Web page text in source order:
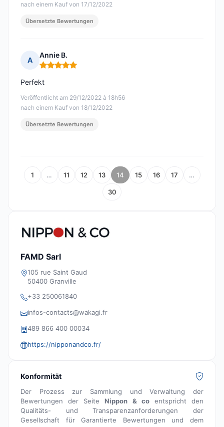
nach einem Kauf von 17/12/2022
Übersetzte Bewertungen
A
Annie B.
Hinweis: 5 von 5
Veröffentlicht am 29/12/2022 à 18h56
nach einem Kauf von 18/12/2022
Perfekt
Übersetzte Bewertungen
1 … 11 12 13 14 15 16 17 …
30
FAMD Sarl
105 rue Saint Gaud
50400 Granville
+33 250061840
infos-contacts@wakagi.fr
489 866 400 00034
https://nipponandco.fr/
Konformität
Der Prozess zur Sammlung und Verwaltung der
Bewertungen der SeiteNippon & coentspricht den
Qualitäts- und Transparenzanforderungen der
Gesellschaft für Garantierte Bewertungen und dem